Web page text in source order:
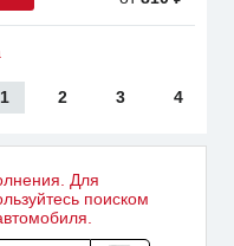
1 2 3 4
Для
поиском